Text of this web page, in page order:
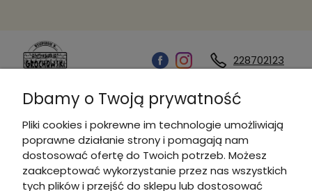
228702123
Kontakt
Informacje
Dbamy o Twoją prywatność
Pliki cookies i pokrewne im technologie umożliwiają
poprawne działanie strony i pomagają nam
dostosować ofertę do Twoich potrzeb. Możesz
zaakceptować wykorzystanie przez nas wszystkich
tych plików i przejść do sklepu lub dostosować